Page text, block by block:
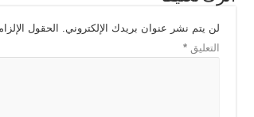
لن يتم نشر عنوان بريدك الإلكتروني. الحقول
التعليق*